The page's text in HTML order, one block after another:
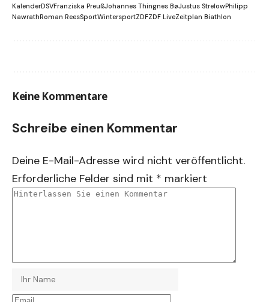
KalenderDSVFranziska PreußJohannes Thingnes BøJustus StrelowPhilipp
NawrathRoman ReesSportWintersportZDFZDF LiveZeitplan Biathlon
Keine Kommentare
Schreibe einen Kommentar
Deine E-Mail-Adresse wird nicht veröffentlicht.
Erforderliche Felder sind mit * markiert